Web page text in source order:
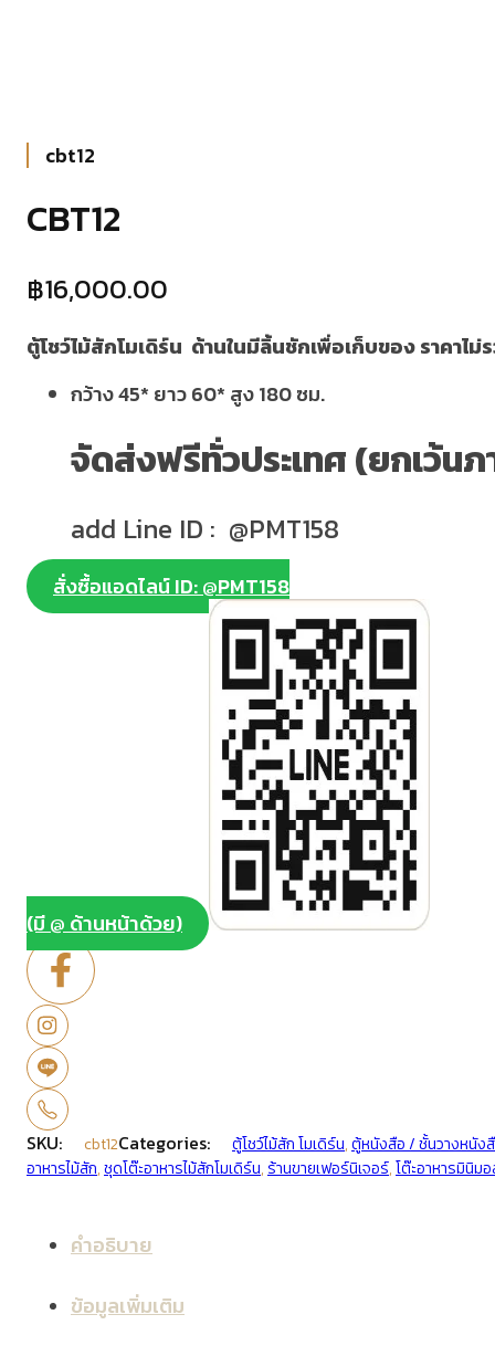
cbt12
CBT12
฿16,000.00
ตู้โชว์ไม้สักโมเดิร์น ด้านในมีลิ้นชักเพื่อเก็บของ ราคาไม่
กว้าง 45* ยาว 60* สูง 180 ซม.
จัดส่งฟรีทั่วประเทศ (ยกเว้นภ
add Line ID : @PMT158
สั่งซื้อแอดไลน์ ID: @PMT158
(มี @ ด้านหน้าด้วย)
SKU: cbt12Categories: ตู้โชว์ไม้สัก โมเดิร์น,ตู้หนังสือ / ชั้นวางหนัง
อาหารไม้สัก,ชุดโต๊ะอาหารไม้สักโมเดิร์น, ร้านขายเฟอร์นิเจอร์,โต๊ะอาหารมินิม
คำอธิบาย
ข้อมูลเพิ่มเติม